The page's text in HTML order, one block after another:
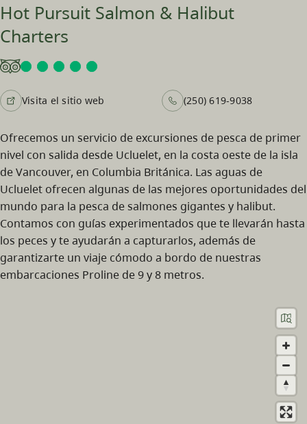
Hot Pursuit Salmon & Halibut
Charters
Visita el sitio web (250) 619-9038
Ofrecemos un servicio de excursiones de pesca de primer
nivel con salida desde Ucluelet, en la costa oeste de la isla
de Vancouver, en Columbia Británica. Las aguas de
Ucluelet ofrecen algunas de las mejores oportunidades del
mundo para la pesca de salmones gigantes y halibut.
Contamos con guías experimentados que te llevarán hasta
los peces y te ayudarán a capturarlos, además de
garantizarte un viaje cómodo a bordo de nuestras
embarcaciones Proline de 9 y 8 metros.